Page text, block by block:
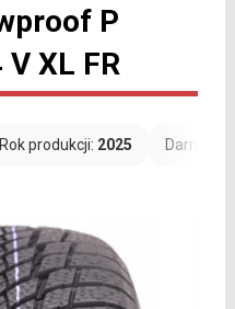
P
XL FR
Rok produkcji: 2025